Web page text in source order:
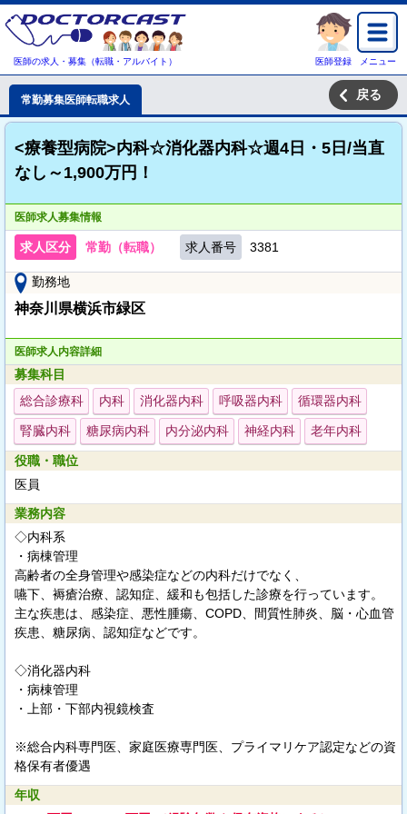
医師の求人・募集（転職・アルバイト） 医師登録 メニュー
常勤募集医師転職求人 戻る
<療養型病院>内科☆消化器内科☆週4日・5日/当直
なし～1,900万円！
医師求人募集情報
求人区分 常勤（転職） 求人番号 3381
勤務地
神奈川県横浜市緑区
医師求人内容詳細
募集科目
総合診療科
内科 消化器内科 呼吸器内科 循環器内科
腎臓内科 糖尿病内科 内分泌内科 神経内科 老年内科
役職・職位
医員
業務内容
◇内科系
・病棟管理
高齢者の全身管理や感染症などの内科だけでなく、
嚥下、褥瘡治療、認知症、緩和も包括した診療を行っています。
主な疾患は、感染症、悪性腫瘍、COPD、間質性肺炎、脳・心血管
疾患、糖尿病、認知症などです。
◇消化器内科
・病棟管理
・上部・下部内視鏡検査
※総合内科専門医、家庭医療専門医、プライマリケア認定などの資
格保有者優遇
年収